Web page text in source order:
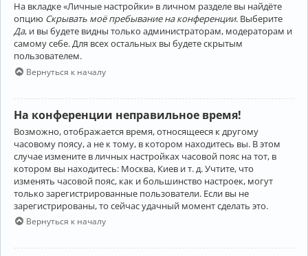
На вкладке «Личные настройки» в личном разделе вы найдёте
опцию Скрывать моё пребывание на конференции. Выберите
Да, и вы будете видны только администраторам, модераторам и
самому себе. Для всех остальных вы будете скрытым
пользователем.
Вернуться к началу
На конференции неправильное время!
Возможно, отображается время, относящееся к другому
часовому поясу, а не к тому, в котором находитесь вы. В этом
случае измените в личных настройках часовой пояс на тот, в
котором вы находитесь: Москва, Киев и т. д. Учтите, что
изменять часовой пояс, как и большинство настроек, могут
только зарегистрированные пользователи. Если вы не
зарегистрированы, то сейчас удачный момент сделать это.
Вернуться к началу